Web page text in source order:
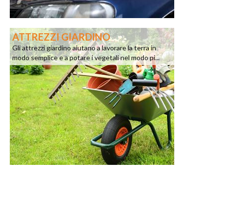
ATTREZZI GIARDINO
Gli attrezzi giardino aiutano a lavorare la terra in
modo semplice e a potare i vegetali nel modo pi...